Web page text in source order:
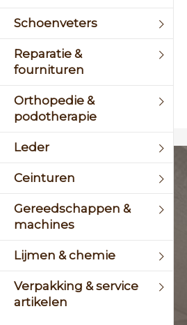
Schoenveters
Reparatie &
fournituren
Orthopedie &
podotherapie
Leder
Ceinturen
Gereedschappen &
machines
Lijmen & chemie
Verpakking & service
artikelen